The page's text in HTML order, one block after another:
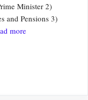
Minister 2)
and Pensions 3)
more